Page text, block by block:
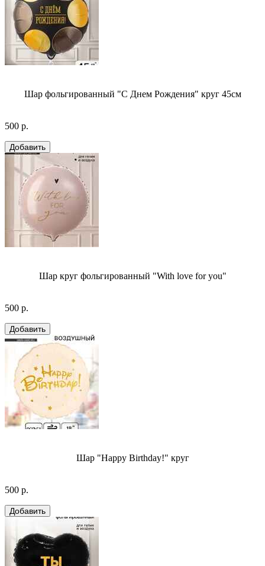
Шар фольгированный "С Днем Рождения" круг 45см
500 р.
Шар круг фольгированный "With love for you"
500 р.
Шар "Happy Birthday!" круг
500 р.